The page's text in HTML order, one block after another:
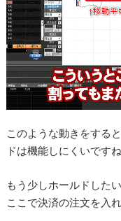
このような動きをする
ドは機能しにくいですね
もう少しホールドした
ここで決済の注文を入れ